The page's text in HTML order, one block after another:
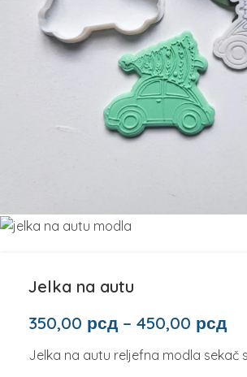
Jelka na autu
350,00 рсд – 450,00 рсд
Jelka na autu reljefna modla sekač